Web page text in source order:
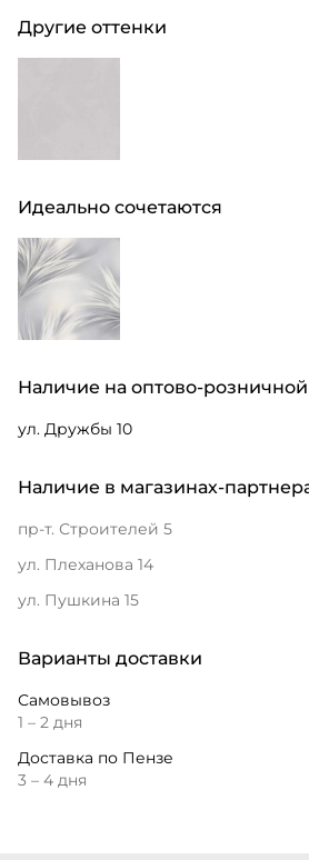
Другие оттенки
Идеально сочетаются
Наличие на оптово-
ул. Дружбы 10
Наличие в магазинах-
пр-т. Строителей 5
ул. Плеханова 14
ул. Пушкина 15
Варианты доставки
Самовывоз
1 – 2 дня
Доставка по Пензе
3 – 4 дня